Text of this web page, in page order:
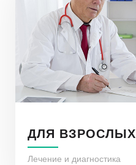
ДЛЯ ВЗРОСЛЫХ
Лечение и диагностика